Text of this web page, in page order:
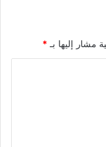
مشار إليها بـ *